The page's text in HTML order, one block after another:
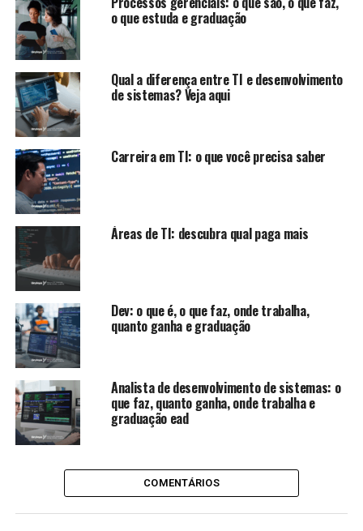
o que estuda e graduação
Qual a diferença entre TI e desenvolvimento
de sistemas? Veja aqui
Carreira em TI: o que você precisa saber
Áreas de TI: descubra qual paga mais
Dev: o que é, o que faz, onde trabalha,
quanto ganha e graduação
Analista de desenvolvimento de sistemas: o
que faz, quanto ganha, onde trabalha e
graduação ead
COMENTÁRIOS